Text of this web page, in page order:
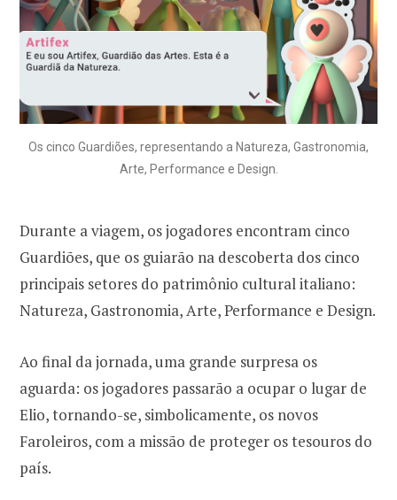
Os cinco Guardiões, representando a Natureza, Gastronomia,
Arte, Performance e Design.
Durante a viagem, os jogadores encontram cinco
Guardiões, que os guiarão na descoberta dos cinco
principais setores do patrimônio cultural italiano:
Natureza, Gastronomia, Arte, Performance e Design.
Ao final da jornada, uma grande surpresa os
aguarda: os jogadores passarão a ocupar o lugar de
Elio, tornando-se, simbolicamente, os novos
Faroleiros, com a missão de proteger os tesouros do
país.